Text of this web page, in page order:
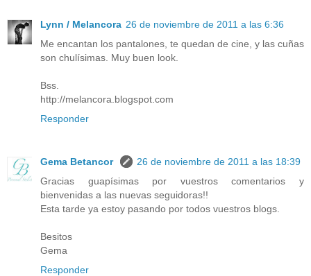
Lynn / Melancora 26 de noviembre de 2011 a las 6:36
Me encantan los pantalones, te quedan de cine, y las cuñas
son chulísimas. Muy buen look.
Bss.
http://melancora.blogspot.com
Responder
Gema Betancor
26 de noviembre de 2011 a las 18:39
Gracias guapísimas por vuestros comentarios y
bienvenidas a las nuevas seguidoras!!
Esta tarde ya estoy pasando por todos vuestros blogs.
Besitos
Gema
Responder